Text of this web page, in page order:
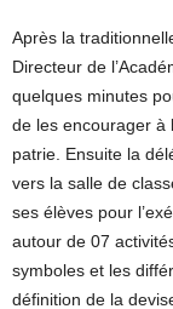
Après la
Directeur de
quelques minutes
de les encourager à
patrie. Ensuite la
vers la salle de
ses élèves pour
autour de 07
symboles et les
définition de la